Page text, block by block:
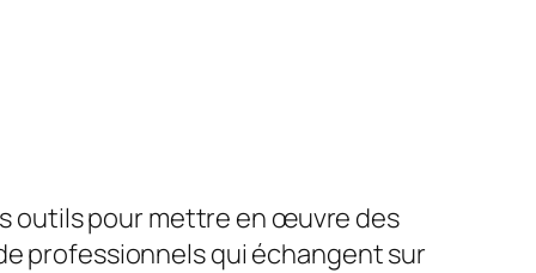
outils pour mettre en œuvre des
professionnels qui échangent sur